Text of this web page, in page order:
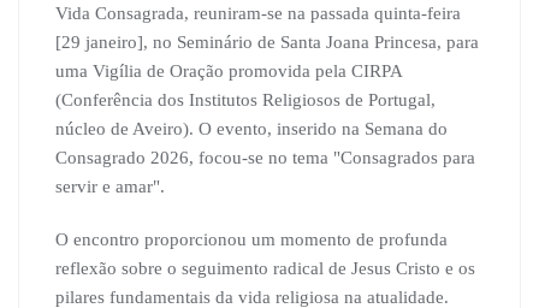
Vida Consagrada, reuniram-se na passada quinta-feira
[29 janeiro], no Seminário de Santa Joana Princesa, para
uma Vigília de Oração promovida pela CIRPA
(Conferência dos Institutos Religiosos de Portugal,
núcleo de Aveiro). O evento, inserido na Semana do
Consagrado 2026, focou-se no tema "Consagrados para
servir e amar".
O encontro proporcionou um momento de profunda
reflexão sobre o seguimento radical de Jesus Cristo e os
pilares fundamentais da vida religiosa na atualidade.